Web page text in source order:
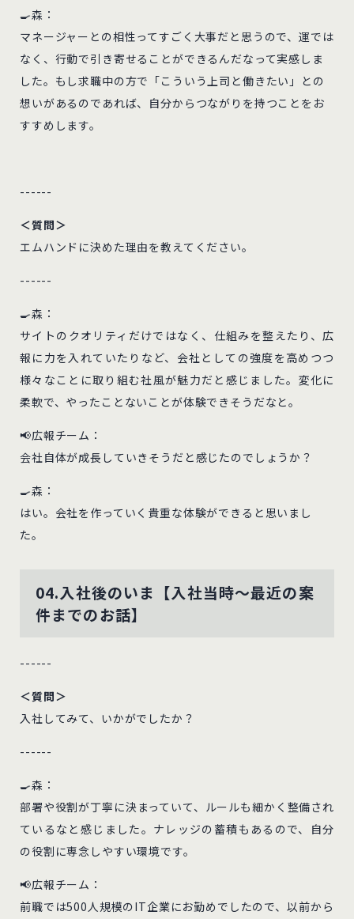
🍳森：
マネージャーとの相性ってすごく大事だと思うので、運では
なく、行動で引き寄せることができるんだなって実感しま
した。もし求職中の方で「こういう上司と働きたい」との
想いがあるのであれば、自分からつながりを持つことをお
すすめします。
------
＜質問＞
エムハンドに決めた理由を教えてください。
------
🍳森：
サイトのクオリティだけではなく、仕組みを整えたり、広
報に力を入れていたりなど、会社としての強度を高めつつ
様々なことに取り組む社風が魅力だと感じました。変化に
柔軟で、やったことないことが体験できそうだなと。
📢広報チーム：
会社自体が成長していきそうだと感じたのでしょうか？
🍳森：
はい。会社を作っていく貴重な体験ができると思いまし
た。
04.入社後のいま【入社当時～最近の案
件までのお話】
------
＜質問＞
入社してみて、いかがでしたか？
------
🍳森：
部署や役割が丁寧に決まっていて、ルールも細かく整備され
ているなと感じました。ナレッジの蓄積もあるので、自分
の役割に専念しやすい環境です。
📢広報チーム：
前職では500人規模のIT企業にお勤めでしたので、以前から